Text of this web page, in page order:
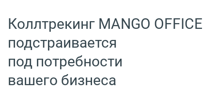
Коллтрекинг MANGO OFFICE
подстраивается
под потребности
вашего бизнеса